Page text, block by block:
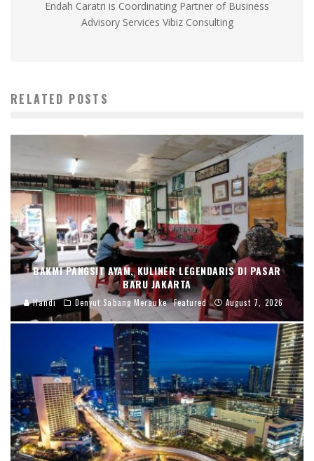
Endah Caratri is Coordinating Partner of Business
Advisory Services Vibiz Consulting
RELATED POSTS
BAKMI PANGSIT AYAM, KULINER LEGENDARIS DI PASAR
BARU JAKARTA
Handi Denyut Sabang Merauke Featured August 7, 2026